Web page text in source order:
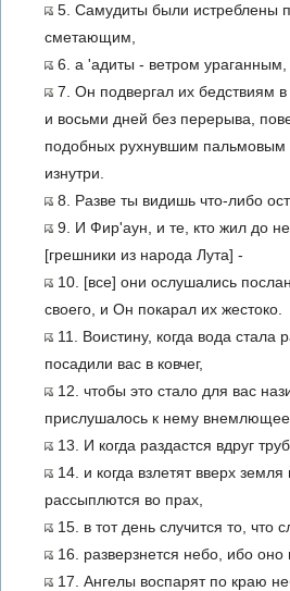
5. Самудиты были истреблены
сметающим,
6. а 'адиты - ветром
7. Он подвергал их бедствиям
и восьми дней без перерыва,
подобных рухнувшим пальмовым
изнутри.
8. Разве ты видишь что-либо
9. И Фир'аун, и те, кто жил до
[грешники из народа Лута] -
10. [все] они ослушались
своего, и Он покарал их жестоко.
11. Воистину, когда вода стала
посадили вас в ковчег,
12. чтобы это стало для вас
прислушалось к нему внемлющее
13. И когда раздастся вдруг
14. и когда взлетят вверх земля
рассыплются во прах,
15. в тот день случится то, что
16. разверзнется небо, ибо
17. Ангелы воспарят по краю